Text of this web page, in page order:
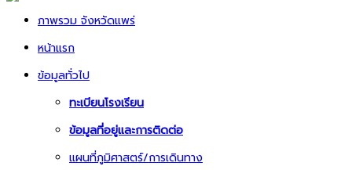
ภาพรวม จังหวัดแพร่
หน้าแรก
ข้อมูลทั่วไป
ทะเบียนโรงเรียน
ข้อมูลที่อยู่และการติดต่อ
แผนที่ภูมิศาสตร์/การเดินทาง